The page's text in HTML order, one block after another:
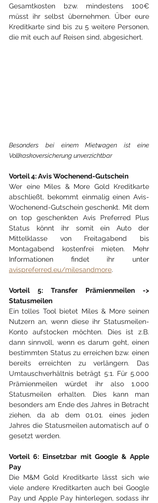
Gesamtkosten bzw. mindestens 100€
müsst ihr selbst übernehmen. Über eure
Kreditkarte sind bis zu 5 weitere Personen,
die mit euch auf Reisen sind, abgesichert.
Besonders bei einem Mietwagen ist eine
Vollkaskoversicherung unverzichtbar
Vorteil 4: Avis Wochenend-Gutschein
Wer eine Miles & More Gold Kreditkarte
abschließt, bekommt einmalig einen Avis-
Wochenend-Gutschein geschenkt. Mit dem
on top geschenkten Avis Preferred Plus
Status könnt ihr somit ein Auto der
Mittelklasse von Freitagabend bis
Montagabend kostenfrei mieten. Mehr
avispreferred.eu/milesandmore.
Vorteil 5: Transfer Prämienmeilen ->
Statusmeilen
Ein tolles Tool bietet Miles & More seinen
Nutzern an, wenn diese ihr Statusmeilen-
Konto aufstocken möchten. Dies ist z.B.
dann sinnvoll, wenn es darum geht, einen
bestimmten Status zu erreichen bzw. einen
bereits erreichten zu verlängern. Das
Umtauschverhältnis beträgt 5:1. Für 5.000
Prämienmeilen würdet ihr also 1.000
Statusmeilen erhalten. Dies kann man
besonders am Ende des Jahres in Betracht
ziehen, da ab dem 01.01. eines jeden
Jahres die Statusmeilen automatisch auf 0
gesetzt werden.
Vorteil 6: Einsetzbar mit Google & Apple
Pay
Die M&M Gold Kreditkarte lässt sich wie
viele andere Kreditkarten auch bei Google
Pay und Apple Pay hinterlegen, sodass ihr